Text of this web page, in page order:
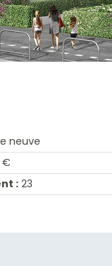
neuve
€
:23